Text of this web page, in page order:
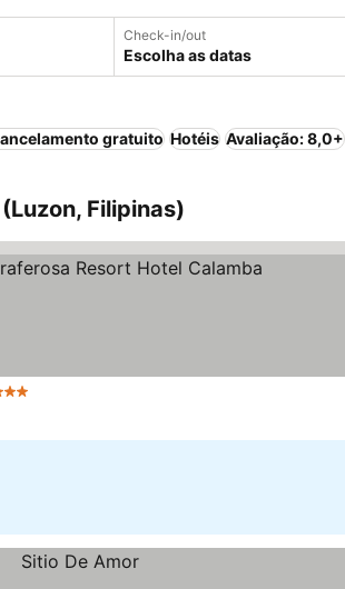
Check-in/out
Escolha as datas
gratuito Hotéis Avaliação: 8,0+
Filipinas)
Estrelas